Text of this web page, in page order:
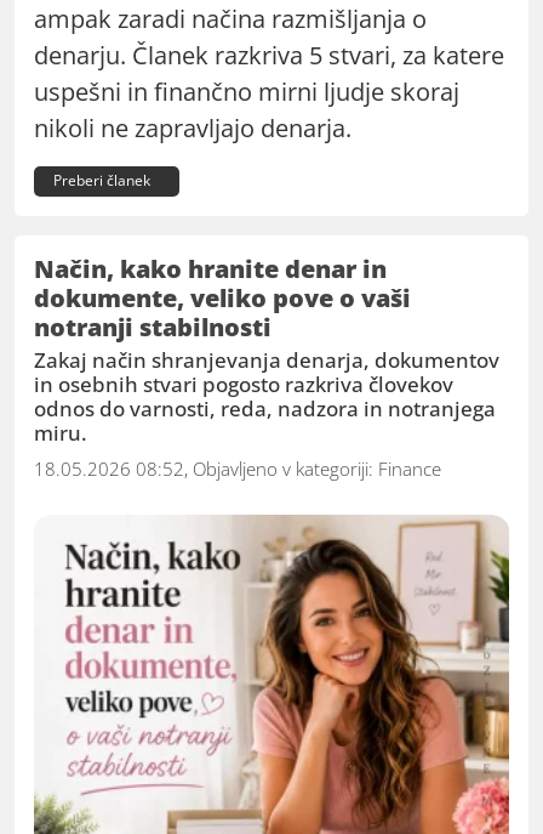
ampak zaradi načina razmišljanja o
denarju. Članek razkriva 5 stvari, za katere
uspešni in finančno mirni ljudje skoraj
nikoli ne zapravljajo denarja.
Preberi članek
Način, kako hranite denar in
dokumente, veliko pove o vaši
notranji stabilnosti
Zakaj način shranjevanja denarja, dokumentov
in osebnih stvari pogosto razkriva človekov
odnos do varnosti, reda, nadzora in notranjega
miru.
18.05.2026 08:52, Objavljeno v kategoriji: Finance